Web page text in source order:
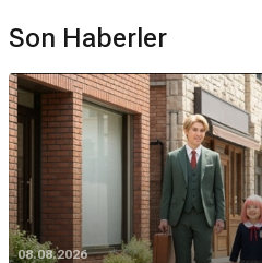
Son Haberler
08.08.2026